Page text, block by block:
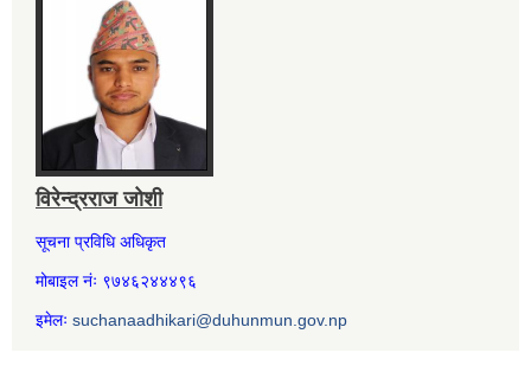
विरेन्द्रराज जोशी
सूचना प्रविधि अधिकृत
मोबाइल नंः ९७४६२४४४९६
इमेलः suchanaadhikari@duhunmun.gov.np